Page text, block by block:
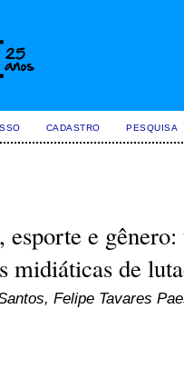
CADASTRO PESQUISA
e
midiáticas de
Felipe Tavares